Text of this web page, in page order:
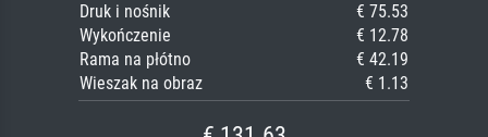
Druk i nośnik
€ 75.53
Wykończenie
€ 12.78
Rama na płótno
€ 42.19
Wieszak na obraz
€ 1.13